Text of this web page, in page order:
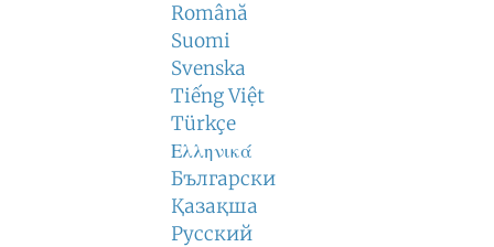
Română
Suomi
Svenska
Tiếng Việt
Türkçe
Ελληνικά
Български
Қазақша
Русский